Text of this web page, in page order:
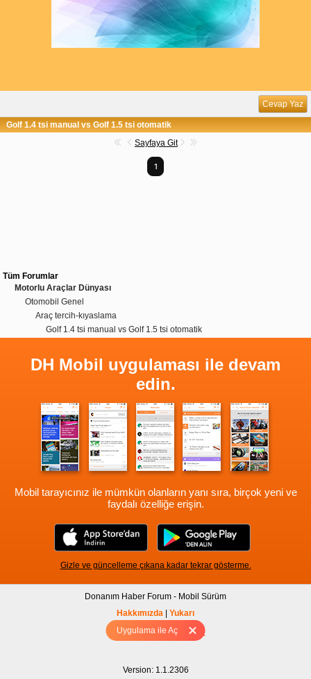
Uygulama ile Aç
Cevap Yaz
Golf 1.4 tsi manual vs Golf 1.5 tsi otomatik
Sayfaya Git
1
Tüm Forumlar
Motorlu Araçlar Dünyası
Otomobil Genel
Araç tercih-kıyaslama
Golf 1.4 tsi manual vs Golf 1.5 tsi otomatik
DH Mobil uygulaması ile devam
edin.
Mobil tarayıcınız ile mümkün olanların yanı sıra, birçok yeni ve
faydalı özelliğe erişin.
Gizle ve güncelleme çıkana kadar tekrar gösterme.
Donanım Haber Forum - Mobil Sürüm
Hakkımızda
Yukarı
Tam sürüm için Tıklayınız
Version: 1.1.2306